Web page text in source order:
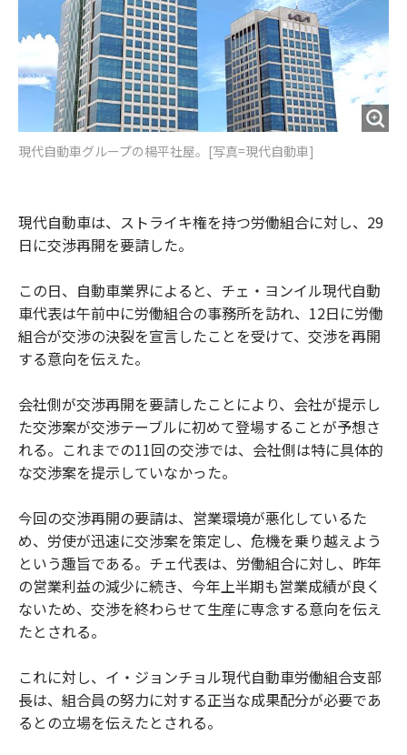
現代自動車グループの楊平社屋。[写真=現代自動車]
現代自動車は、ストライキ権を持つ労働組合に対し、29
日に交渉再開を要請した。
この日、自動車業界によると、チェ・ヨンイル現代自動
車代表は午前中に労働組合の事務所を訪れ、12日に労働
組合が交渉の決裂を宣言したことを受けて、交渉を再開
する意向を伝えた。
会社側が交渉再開を要請したことにより、会社が提示し
た交渉案が交渉テーブルに初めて登場することが予想さ
れる。これまでの11回の交渉では、会社側は特に具体的
な交渉案を提示していなかった。
今回の交渉再開の要請は、営業環境が悪化しているた
め、労使が迅速に交渉案を策定し、危機を乗り越えよう
という趣旨である。チェ代表は、労働組合に対し、昨年
の営業利益の減少に続き、今年上半期も営業成績が良く
ないため、交渉を終わらせて生産に専念する意向を伝え
たとされる。
これに対し、イ・ジョンチョル現代自動車労働組合支部
長は、組合員の努力に対する正当な成果配分が必要であ
るとの立場を伝えたとされる。